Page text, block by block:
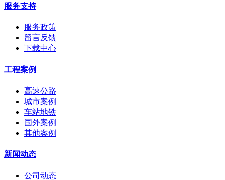
服务支持
服务政策
留言反馈
下载中心
工程案例
高速公路
城市案例
车站地铁
国外案例
其他案例
新闻动态
公司动态